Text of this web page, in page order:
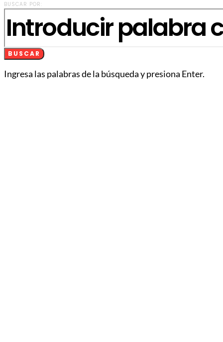
BUSCAR POR:
BUSCAR
Ingresa las palabras de la búsqueda y presiona Enter.